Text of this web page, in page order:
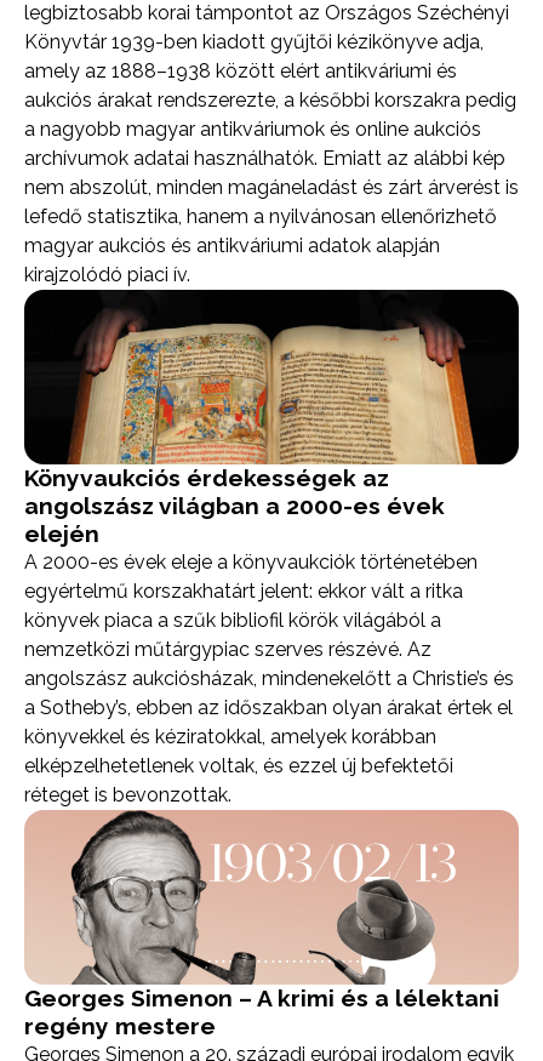
legbiztosabb korai támpontot az Országos Széchényi
Könyvtár 1939-ben kiadott gyűjtői kézikönyve adja,
amely az 1888–1938 között elért antikváriumi és
aukciós árakat rendszerezte, a későbbi korszakra pedig
a nagyobb magyar antikváriumok és online aukciós
archívumok adatai használhatók. Emiatt az alábbi kép
nem abszolút, minden magáneladást és zárt árverést is
lefedő statisztika, hanem a nyilvánosan ellenőrizhető
magyar aukciós és antikváriumi adatok alapján
kirajzolódó piaci ív.
Könyvaukciós érdekességek az
angolszász világban a 2000-es évek
elején
A 2000-es évek eleje a könyvaukciók történetében
egyértelmű korszakhatárt jelent: ekkor vált a ritka
könyvek piaca a szűk bibliofil körök világából a
nemzetközi műtárgypiac szerves részévé. Az
angolszász aukciósházak, mindenekelőtt a Christie’s és
a Sotheby’s, ebben az időszakban olyan árakat értek el
könyvekkel és kéziratokkal, amelyek korábban
elképzelhetetlenek voltak, és ezzel új befektetői
réteget is bevonzottak.
Georges Simenon – A krimi és a lélektani
regény mestere
Georges Simenon a 20. századi európai irodalom egyik